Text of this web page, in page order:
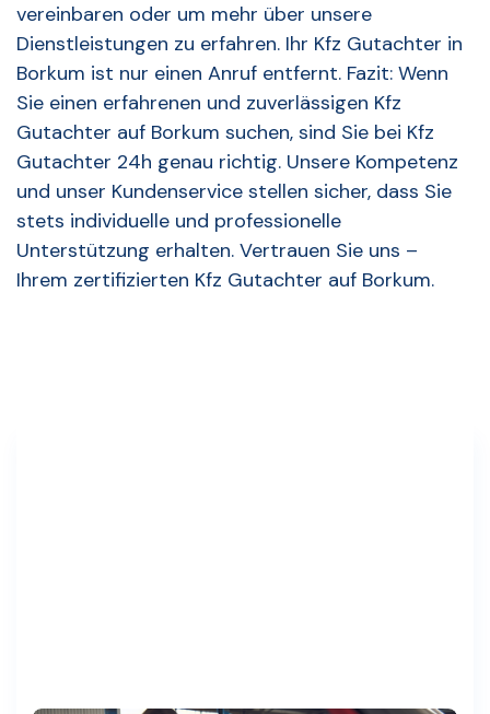
vereinbaren oder um mehr über unsere
Dienstleistungen zu erfahren. Ihr Kfz Gutachter in
Borkum ist nur einen Anruf entfernt. Fazit: Wenn
Sie einen erfahrenen und zuverlässigen Kfz
Gutachter auf Borkum suchen, sind Sie bei Kfz
Gutachter 24h genau richtig. Unsere Kompetenz
und unser Kundenservice stellen sicher, dass Sie
stets individuelle und professionelle
Unterstützung erhalten. Vertrauen Sie uns –
Ihrem zertifizierten Kfz Gutachter auf Borkum.